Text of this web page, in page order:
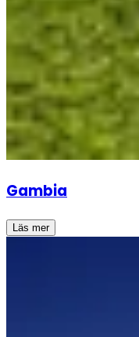
Gambia
Läs mer